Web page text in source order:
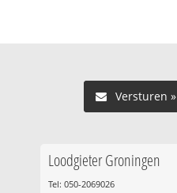
Versturen »
Loodgieter Groningen
Tel: 050-2069026